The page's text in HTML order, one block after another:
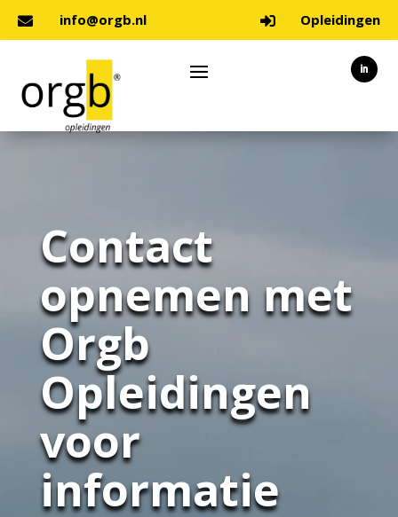
 info@orgb.nl  Opleidingen
Contact
opnemen met
Orgb
Opleidingen
voor
informatie